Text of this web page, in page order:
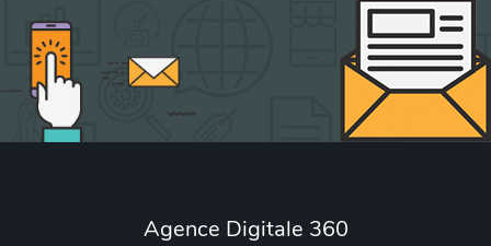
Agence Digitale 360